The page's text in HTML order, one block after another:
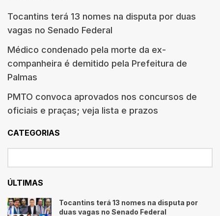
Tocantins terá 13 nomes na disputa por duas
vagas no Senado Federal
Médico condenado pela morte da ex-
companheira é demitido pela Prefeitura de
Palmas
PMTO convoca aprovados nos concursos de
oficiais e praças; veja lista e prazos
CATEGORIAS
ÚLTIMAS
Tocantins terá 13 nomes na disputa por
duas vagas no Senado Federal